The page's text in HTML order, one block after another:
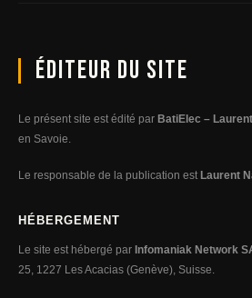
Éditeur du site
Le présent site est édité par BatiElec –
en Savoie.
Le responsable de la publication est Laurent
HÉBERGEMENT
Le site est hébergé par Infomaniak Network
25, 1227 Les Acacias (Genève), Suisse.